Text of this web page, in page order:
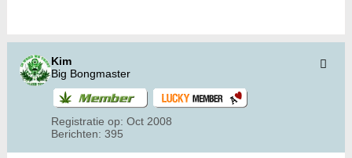
Kim
Big Bongmaster
Registratie op: Oct 2008
Berichten: 395